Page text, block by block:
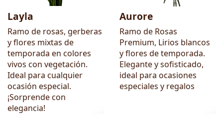
Layla
Ramo de rosas, gerberas
y flores mixtas de
temporada en colores
vivos con vegetación.
Ideal para cualquier
ocasión especial.
¡Sorprende con
elegancia!
Aurore
Ramo de Rosas
Premium, Lirios blancos
y flores de temporada.
Elegante y sofisticado,
ideal para ocasiones
especiales y regalos